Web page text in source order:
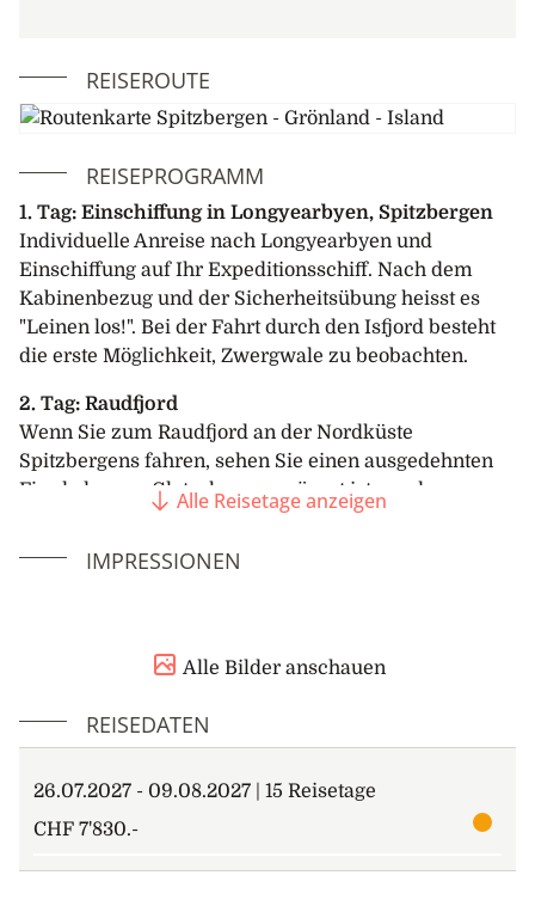
REISEROUTE
REISEPROGRAMM
1. Tag: Einschiffung in Longyearbyen, Spitzbergen
Individuelle Anreise nach Longyearbyen und
Einschiffung auf Ihr Expeditionsschiff. Nach dem
Kabinenbezug und der Sicherheitsübung heisst es
"Leinen los!". Bei der Fahrt durch den Isfjord besteht
die erste Möglichkeit, Zwergwale zu beobachten.
2. Tag: Raudfjord
Wenn Sie zum Raudfjord an der Nordküste
Spitzbergens fahren, sehen Sie einen ausgedehnten
Fjord, der von Gletschern umsäumt ist - und
möglicherweise von Ringel- und Bartrobben besucht
3. - 5. Tag: Auf See
Rande des Meereises in Richtung Südwesten.
Nordostgrönlands. Halten Sie Ausschau nach
Eisbären, Robben, Walen und Zugvögeln. Je nach
Alle Reisetage anzeigen
IMPRESSIONEN
Alle Bilder anschauen
REISEDATEN
26.07.2027 - 09.08.2027 | 15 Reisetage
CHF 7'830.-